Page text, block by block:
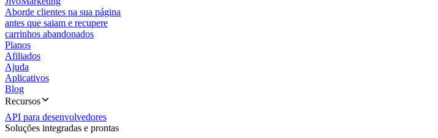
Aborde clientes na sua página
antes que saiam e recupere
carrinhos abandonados
Planos
Afiliados
Ajuda
Aplicativos
Blog
Recursos
API para desenvolvedores
Soluções integradas e prontas